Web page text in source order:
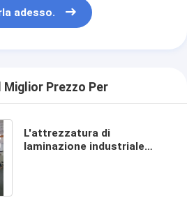
dell'estrusione
della laminazione
del rivestimento
adesso.
Miglior Prezzo Per
L'attrezzatura di
laminazione industriale